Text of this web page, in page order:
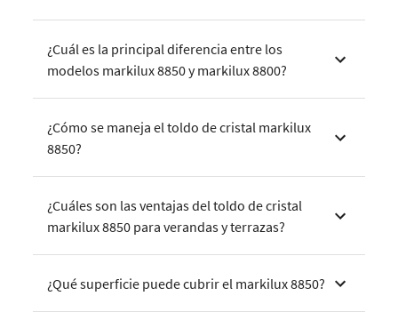
¿Cuál es la principal diferencia entre los
modelos markilux 8850 y markilux 8800?
¿Cómo se maneja el toldo de cristal markilux
8850?
¿Cuáles son las ventajas del toldo de cristal
markilux 8850 para verandas y terrazas?
¿Qué superficie puede cubrir el markilux 8850?